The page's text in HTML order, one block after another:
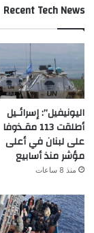
Recent Tech News
اليونيفيل”: إسرائـيل
أطلقت 113 مقـذوفا
على لبنان في أعلى
مؤشر منذ أسابيع
منذ 8 ساعات